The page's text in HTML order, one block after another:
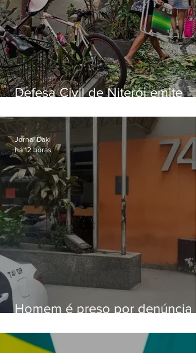
Defesa Civil de Niterói emite
sexta-feira (07)
Homem é preso por denúncia
Alcântara
Jornal Daki
há 12 horas